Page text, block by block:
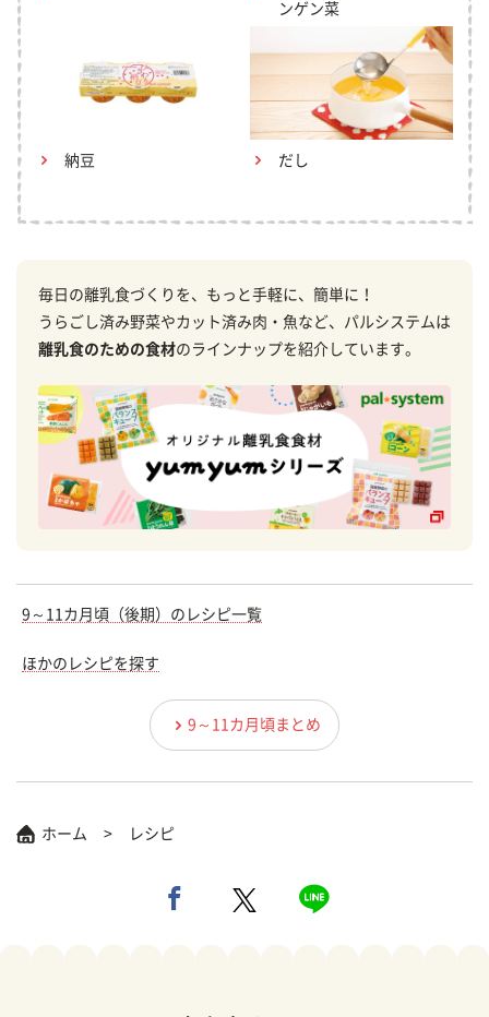
ンゲン菜
納豆 だし
毎日の離乳食づくりを、もっと手軽に、簡単に！
うらごし済み野菜やカット済み肉・魚など、パルシステムは
離乳食のための食材のラインナップを紹介しています。
9～11カ月頃（後期）のレシピ一覧
ほかのレシピを探す
9～11カ月頃まとめ
ホーム レシピ